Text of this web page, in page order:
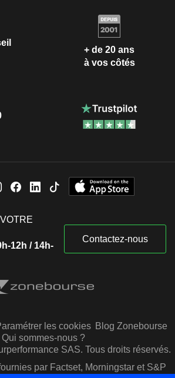
+ de 20 ans
à vos côtés
12h / 14h-
Contactez-nous
les cookies Blog Zonebourse
Qui sommes-nous ?
SAS. Tous droits réservés.
par Factset, Morningstar et S&P